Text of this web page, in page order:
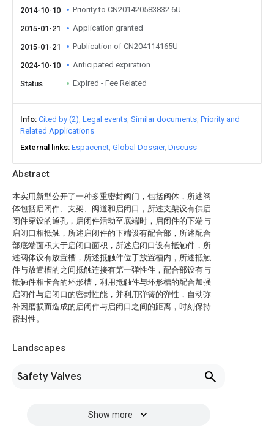
Abstract
本实用新型公开了一种多重密封阀门，包括阀体，所述阀
体包括启闭件、支架、阀道和启闭口，所述支架设有供启
闭件穿设的通孔，启闭件活动至底端时，启闭件的下端与
启闭口相抵触，所述启闭件的下端设有配合部，所述配合
部底端面积大于启闭口面积，所述启闭口设有抵触件，所
述阀体设有放置槽，所述抵触件位于放置槽内，所述抵触
件与放置槽的之间抵触连接有第一弹性件，配合部设有与
抵触件相卡合的环形槽，利用抵触件与环形槽的配合加强
启闭件与启闭口的密封性能，并利用弹簧的弹性，自动弥
补因磨损而造成的启闭件与启闭口之间的距离，时刻保持
密封性。
Landscapes
Safety Valves
Show more
2014-10-10 Priority to CN201420583832.6U
2015-01-21 Application granted
2015-01-21 Publication of CN204114165U
2024-10-10 Anticipated expiration
Status Expired - Fee Related
Info Cited by (2) Legal events Similar documents Priority and
Related Applications
External links Espacenet Global Dossier Discuss